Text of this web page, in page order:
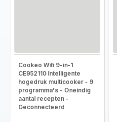
Cookeo Wifi 9-in-1
CE952110 Intelligente
hogedruk multicooker - 9
programma's - Oneindig
aantal recepten -
Geconnecteerd